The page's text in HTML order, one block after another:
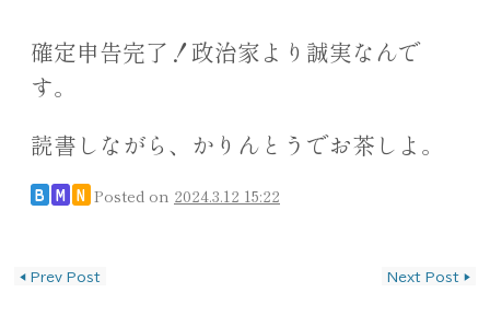
確定申告完了！政治家より誠実なんで
す。
読書しながら、かりんとうでお茶しよ。
B M N Posted on 2024.3.12 15:22
◀ Prev Post Next Post ▶